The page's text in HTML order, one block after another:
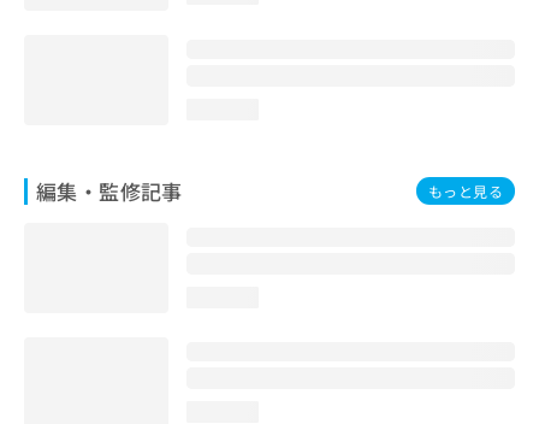
編集・監修記事 もっと見る